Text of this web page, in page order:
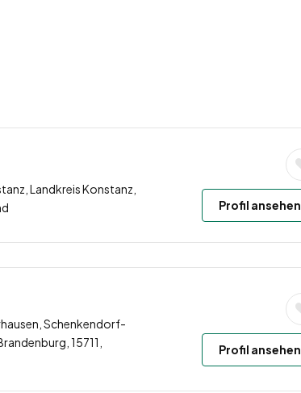
Landkreis Konstanz,
Profil ansehen
Schenkendorf-
15711,
Profil ansehen